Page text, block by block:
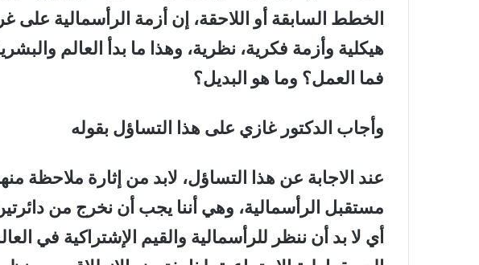
الخطط السابقة أو اللاحقة، إن أزمة الرأسمالية على
هيكلية وأزمة فكرية، نظرية، وهذا ما بدأ العالم
فما العمل؟ وما هو البديل؟
وأجاب الدكتور غازي على هذا التساؤل بقوله
عند الاجابة عن هذا التساؤل، لابد من إثارة ملاحظة
مستقبل الرأسمالية، وهي أننا يجب أن نخرج من
أي لا بد أن ننظر للرأسمالية والقيم الإشتراكية في